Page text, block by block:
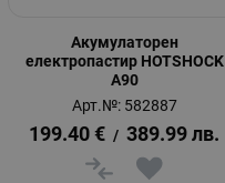
Акумулаторен
електропастир HOTSHOCK
A90
Арт.№: 582887
199.40 € / 389.99 лв.